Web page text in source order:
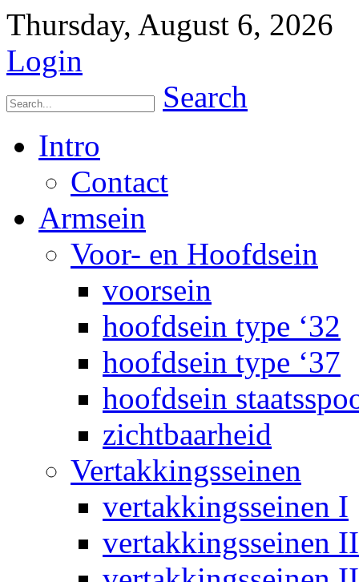
Thursday, August 6, 2026
Login
Search
Intro
Contact
Armsein
Voor- en Hoofdsein
voorsein
hoofdsein type ‘32
hoofdsein type ‘37
hoofdsein
zichtbaarheid
Vertakkingsseinen
vertakkingsseinen I
vertakkingsseinen II